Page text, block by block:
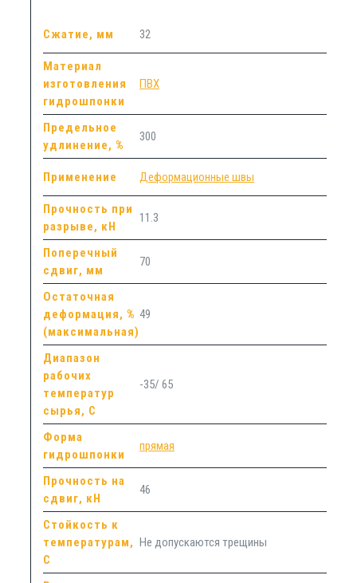
Сжатие, мм 32
Материал
изготовления
гидрошпонки
ПВХ
Предельное
удлинение, %
300
Применение Деформационные швы
Прочность при
разрыве, кН
11.3
Поперечный
сдвиг, мм
70
Остаточная
деформация, %
(максимальная)
49
Диапазон
рабочих
температур
сырья, С
-35/ 65
Форма
гидрошпонки
прямая
Прочность на
сдвиг, кН
46
Стойкость к
температурам,
С
Не допускаются трещины